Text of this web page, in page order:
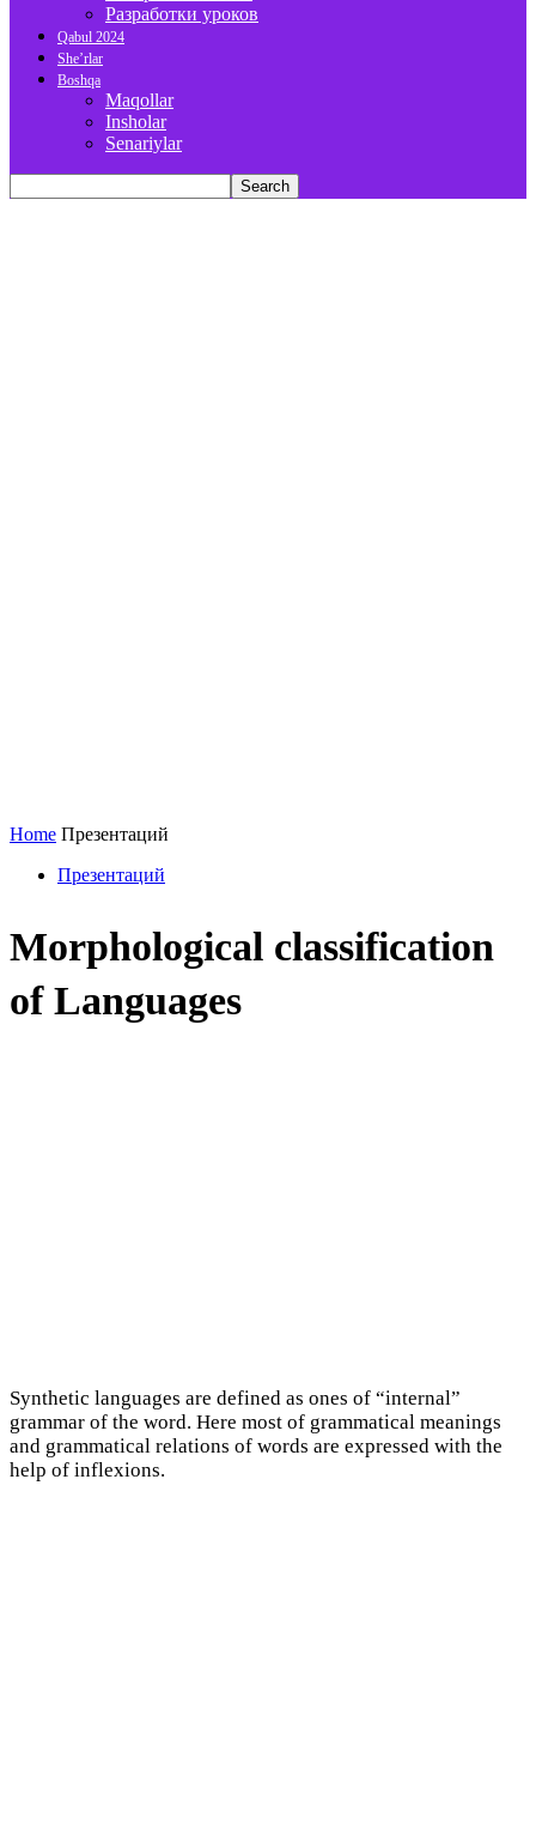
Разработки уроков
Qabul 2024
She’rlar
Boshqa
Maqollar
Insholar
Senariylar
Home Презентаций
Презентаций
Morphological classification
of Languages
Synthetic languages are defined as ones of “internal”
grammar of the word. Here most of grammatical meanings
and grammatical relations of words are expressed with the
help of inflexions.